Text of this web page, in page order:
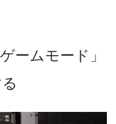
ームモード」